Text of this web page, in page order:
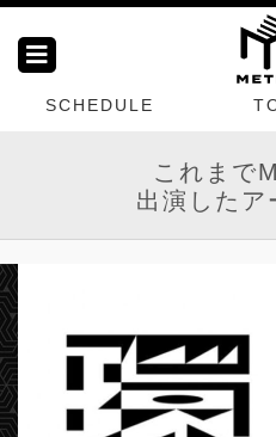
SCHEDULE
これまで
出演したア